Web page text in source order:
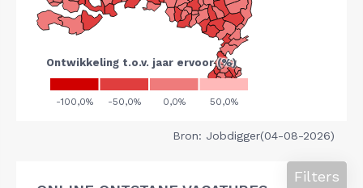
Bron: Jobdigger(04-08-2026)
Filters